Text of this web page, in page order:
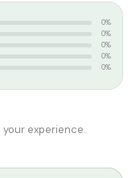
0%
0%
0%
0%
0%
experience.